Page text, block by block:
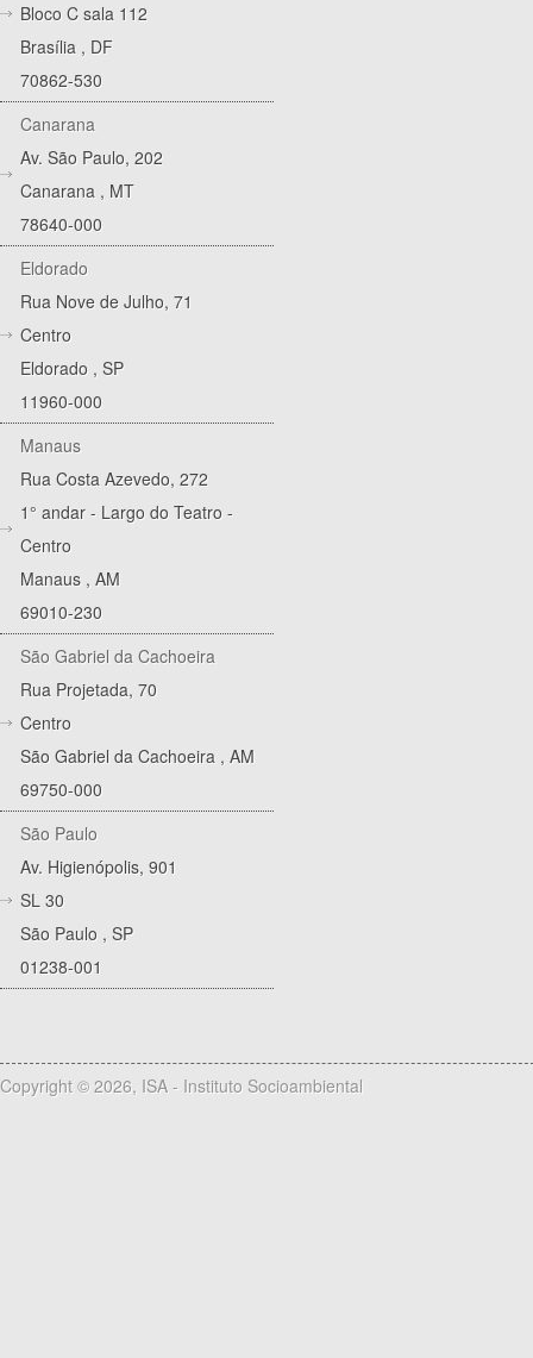
Bloco C sala 112
Brasília , DF
70862-530
Canarana
Av. São Paulo, 202
Canarana , MT
78640-000
Eldorado
Rua Nove de Julho, 71
Centro
Eldorado , SP
11960-000
Manaus
Rua Costa Azevedo, 272
1° andar - Largo do Teatro -
Centro
Manaus , AM
69010-230
São Gabriel da Cachoeira
Rua Projetada, 70
Centro
São Gabriel da Cachoeira , AM
69750-000
São Paulo
Av. Higienópolis, 901
SL 30
São Paulo , SP
01238-001
Copyright © 2026, ISA - Instituto Socioambiental